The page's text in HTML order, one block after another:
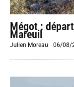
Mégot :
Mareuil
Julien Moreau -06/08/